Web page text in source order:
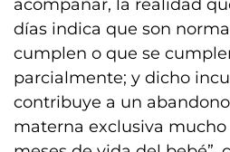
acompañar, la realidad
días indica que son
cumplen o que se
parcialmente; y dicho
contribuye a un
materna exclusiva mucho